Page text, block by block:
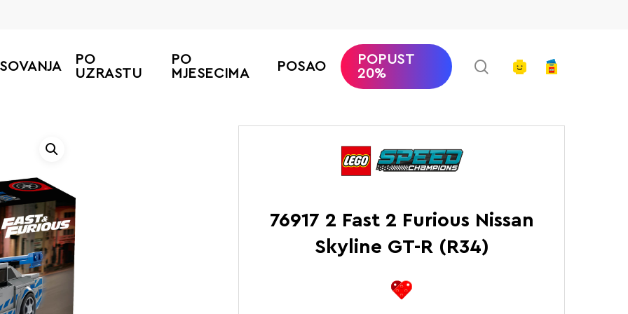
PO
UZRASTU
PO
MJESECIMA
POSAO
POPUST
20%
searchaccount
76917 2 Fast 2 Furious Nissan
Skyline GT-R (R34)